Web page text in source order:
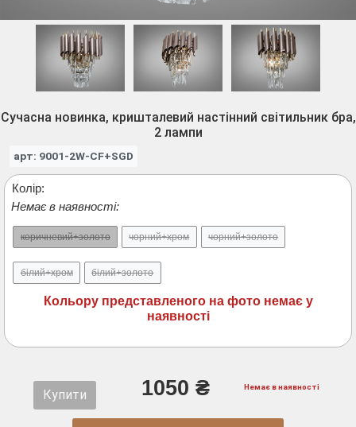
Сучасна новинка, кришталевий настінний світильник бра,
2 лампи
арт: 9001-2W-CF+SGD
Колір:
Немає в наявності:
коричневий+золото чорний+хром чорний+золото
білий+хром білий+золото
Кольору представленого на фото немає у
наявності
Купити 1050 ₴ Немає в наявності